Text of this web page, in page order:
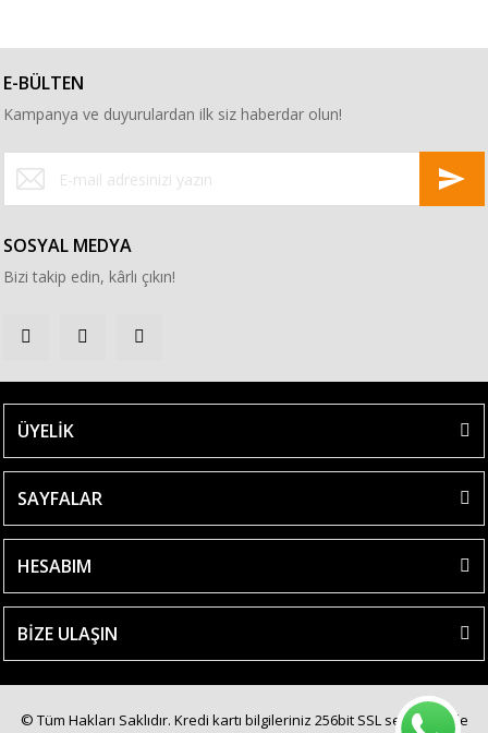
E-BÜLTEN
Kampanya ve duyurulardan ilk siz haberdar olun!
SOSYAL MEDYA
Bizi takip edin, kârlı çıkın!
ÜYELİK
SAYFALAR
HESABIM
BİZE ULAŞIN
© Tüm Hakları Saklıdır. Kredi kartı bilgileriniz 256bit SSL sertifikası ile